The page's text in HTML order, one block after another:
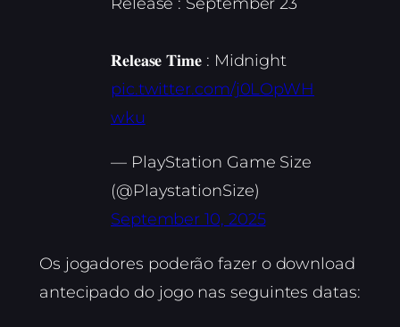
𝐑𝐞𝐥𝐞𝐚𝐬𝐞 𝐓𝐢𝐦𝐞 : Midnight
pic.twitter.com/j0LOpWH
wku
— PlayStation Game Size
(@PlaystationSize)
September 10, 2025
Os jogadores poderão fazer o download
antecipado do jogo nas seguintes datas: